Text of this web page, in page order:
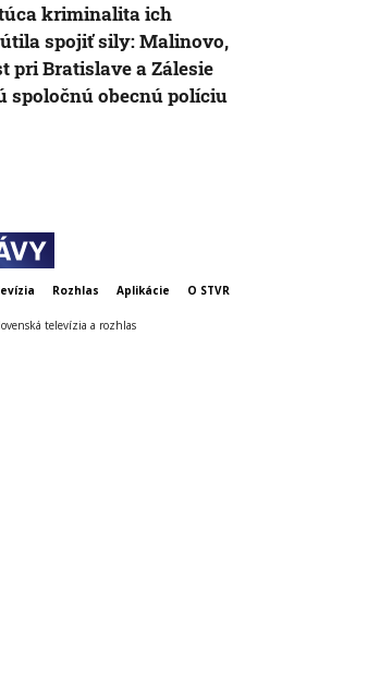
kriminalita ich
spojiť sily: Malinovo,
pri Bratislave a Zálesie
spoločnú obecnú políciu
Rozhlas Aplikácie O STVR
televízia a rozhlas